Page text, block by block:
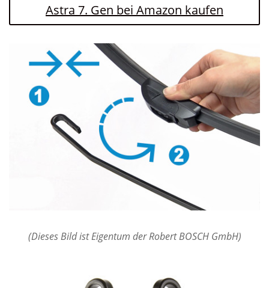
Astra 7. Gen bei Amazon kaufen
(Dieses Bild ist Eigentum der Robert BOSCH GmbH)